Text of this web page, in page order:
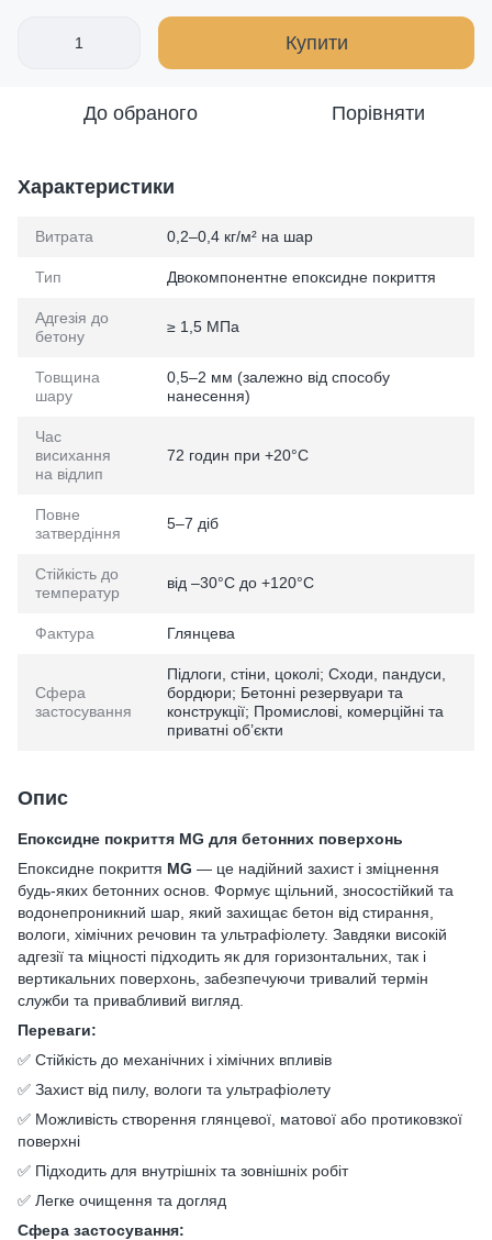
Купити
До обраного Порівняти
Характеристики
Витрата 0,2–0,4 кг/м² на шар
Тип Двокомпонентне епоксидне покриття
Адгезія до
бетону
≥ 1,5 МПа
Товщина
шару
0,5–2 мм (залежно від способу
нанесення)
Час
висихання
на відлип
72 годин при +20°C
Повне
затвердіння
5–7 діб
Стійкість до
температур
від –30°C до +120°C
Фактура Глянцева
Сфера
застосування
Підлоги, стіни, цоколі; Сходи, пандуси,
бордюри; Бетонні резервуари та
конструкції; Промислові, комерційні та
приватні об’єкти
Опис
Епоксидне покриття MG для бетонних поверхонь
Епоксидне покриття MG — це надійний захист і зміцнення
будь-яких бетонних основ. Формує щільний, зносостійкий та
водонепроникний шар, який захищає бетон від стирання,
вологи, хімічних речовин та ультрафіолету. Завдяки високій
адгезії та міцності підходить як для горизонтальних, так і
вертикальних поверхонь, забезпечуючи тривалий термін
служби та привабливий вигляд.
Переваги:
✅ Стійкість до механічних і хімічних впливів
✅ Захист від пилу, вологи та ультрафіолету
✅ Можливість створення глянцевої, матової або протиковзкої
поверхні
✅ Підходить для внутрішніх та зовнішніх робіт
✅ Легке очищення та догляд
Сфера застосування: